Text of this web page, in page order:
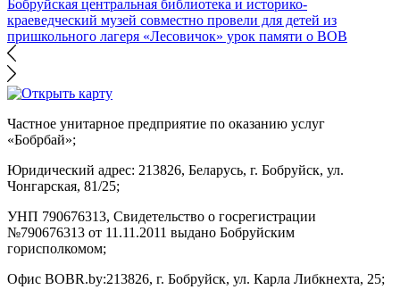
Бобруйская центральная библиотека и историко-
краеведческий музей совместно провели для детей из
пришкольного лагеря «Лесовичок» урок памяти о ВОВ
Частное унитарное предприятие по оказанию услуг
«Бобрбай»;
Юридический адрес: 213826, Беларусь, г. Бобруйск, ул.
Чонгарская, 81/25;
УНП 790676313, Свидетельство о госрегистрации
№790676313 от 11.11.2011 выдано Бобруйским
горисполкомом;
Офис BOBR.by:213826, г. Бобруйск, ул. Карла Либкнехта, 25;